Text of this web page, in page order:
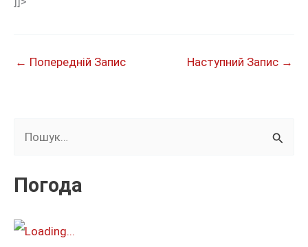
← Попередній Запис Наступний Запис →
к
т
Погода